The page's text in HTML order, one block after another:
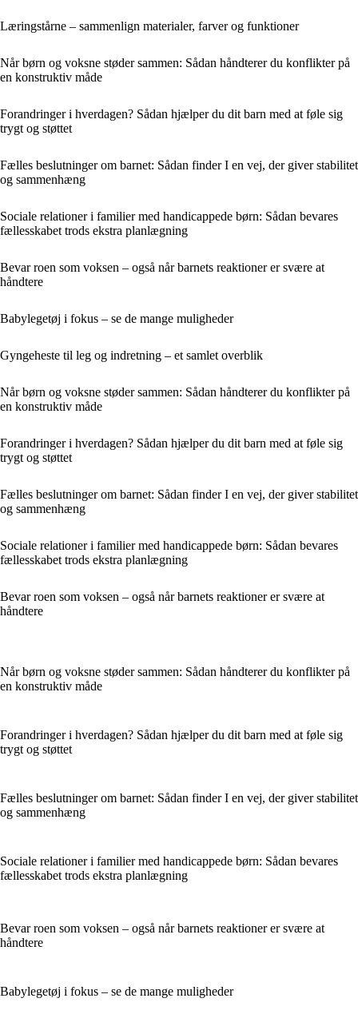
Læringstårne – sammenlign materialer, farver og funktioner
Når børn og voksne støder sammen: Sådan håndterer du konflikter på
en konstruktiv måde
Forandringer i hverdagen? Sådan hjælper du dit barn med at føle sig
trygt og støttet
Fælles beslutninger om barnet: Sådan finder I en vej, der giver stabilitet
og sammenhæng
Sociale relationer i familier med handicappede børn: Sådan bevares
fællesskabet trods ekstra planlægning
Bevar roen som voksen – også når barnets reaktioner er svære at
håndtere
Babylegetøj i fokus – se de mange muligheder
Gyngeheste til leg og indretning – et samlet overblik
Når børn og voksne støder sammen: Sådan håndterer du konflikter på
en konstruktiv måde
Forandringer i hverdagen? Sådan hjælper du dit barn med at føle sig
trygt og støttet
Fælles beslutninger om barnet: Sådan finder I en vej, der giver stabilitet
og sammenhæng
Sociale relationer i familier med handicappede børn: Sådan bevares
fællesskabet trods ekstra planlægning
Bevar roen som voksen – også når barnets reaktioner er svære at
håndtere
Når børn og voksne støder sammen: Sådan håndterer du konflikter på
en konstruktiv måde
Forandringer i hverdagen? Sådan hjælper du dit barn med at føle sig
trygt og støttet
Fælles beslutninger om barnet: Sådan finder I en vej, der giver stabilitet
og sammenhæng
Sociale relationer i familier med handicappede børn: Sådan bevares
fællesskabet trods ekstra planlægning
Bevar roen som voksen – også når barnets reaktioner er svære at
håndtere
Babylegetøj i fokus – se de mange muligheder